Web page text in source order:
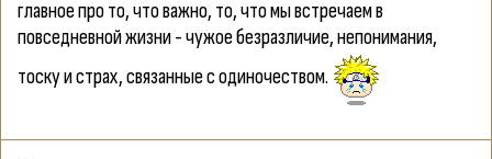
главное про то, что важно, то, что мы встречаем в
повседневной жизни - чужое безразличие, непонимания,
тоску и страх, связанные с одиночеством.